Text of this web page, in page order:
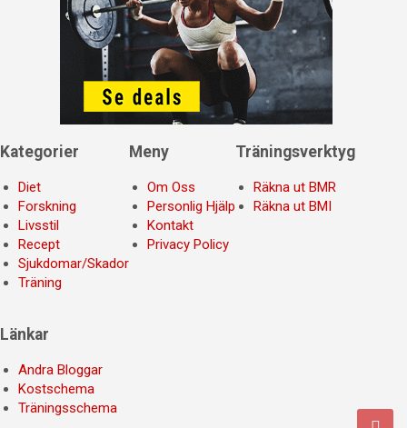
Kategorier
Diet
Forskning
Livsstil
Recept
Sjukdomar/Skador
Träning
Meny
Om Oss
Personlig Hjälp
Kontakt
Privacy Policy
Träningsverktyg
Räkna ut BMR
Räkna ut BMI
Länkar
Andra Bloggar
Kostschema
Träningsschema